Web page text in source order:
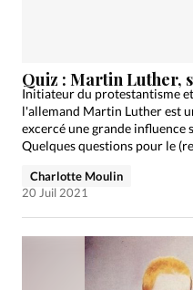
Quiz : Martin Luther,
Initiateur du protestantisme
l'allemand Martin Luther est
excercé une grande influence
Quelques questions pour le
Charlotte Moulin
20 Juil 2021